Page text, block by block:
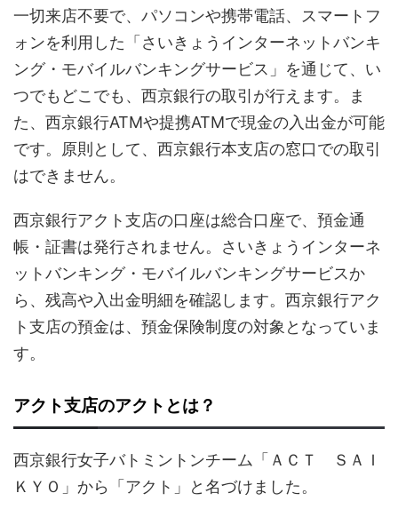
一切来店不要で、パソコンや携帯電話、スマートフ
ォンを利用した「さいきょうインターネットバンキ
ング・モバイルバンキングサービス」を通じて、い
つでもどこでも、西京銀行の取引が行えます。ま
た、西京銀行ATMや提携ATMで現金の入出金が可能
です。原則として、西京銀行本支店の窓口での取引
はできません。
西京銀行アクト支店の口座は総合口座で、預金通
帳・証書は発行されません。さいきょうインターネ
ットバンキング・モバイルバンキングサービスか
ら、残高や入出金明細を確認します。西京銀行アク
ト支店の預金は、預金保険制度の対象となっていま
す。
アクト支店のアクトとは？
西京銀行女子バトミントンチーム「ＡＣＴ ＳＡＩ
ＫＹＯ」から「アクト」と名づけました。